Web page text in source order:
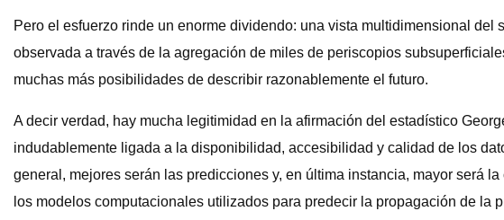
Pero el esfuerzo rinde un enorme dividendo: una vista multidimensional
observada a través de la agregación de miles de periscopios
muchas más posibilidades de describir razonablemente el futuro.
A decir verdad, hay mucha legitimidad en la afirmación del estadístico
indudablemente ligada a la disponibilidad, accesibilidad y calidad de los
general, mejores serán las predicciones y, en última instancia, mayor será
los modelos computacionales utilizados para predecir la propagación de